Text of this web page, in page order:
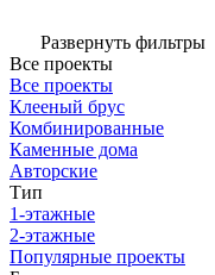
Развернуть фильтры
Все проекты
Все проекты
Клееный брус
Комбинированные
Каменные дома
Авторские
Тип
1-этажные
2-этажные
Популярные проекты